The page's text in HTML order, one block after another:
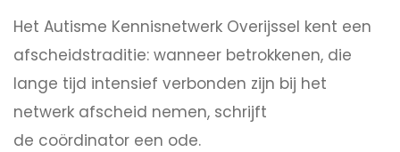
Het Autisme Kennisnetwerk Overijssel kent een
afscheidstraditie: wanneer betrokkenen, die
lange tijd intensief verbonden zijn bij het
netwerk afscheid nemen, schrijft
de coördinator een ode.